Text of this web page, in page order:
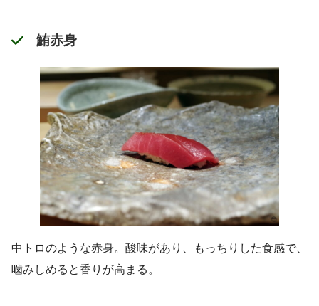
鮪赤身
中トロのような赤身。酸味があり、もっちりした食感で、
噛みしめると香りが高まる。